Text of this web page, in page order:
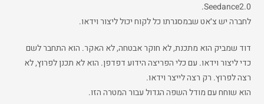
Seedance2.0.
לחברה יש צ׳אט שבמסגרתו כל לקוח יכול ליצור וידאו.
דוד שמביק הוא מתכנת, לא חוקר אבטחה, לא האקר. הוא התחבר לשם
כדי ליצור וידאו. עם כלי הפריצה הידוע דפדפן. הוא לא תכנן לפרוץ, לא
רצה לפרוץ. רק רצה לייצר וידאו.
הוא שוחח עם מודל השפה הגדול עבור המטרה הזו.